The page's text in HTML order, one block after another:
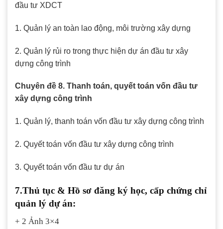
đầu tư XDCT
1. Quản lý an toàn lao động, môi trường xây dựng
2. Quản lý rủi ro trong thực hiện dự án đầu tư xây
dựng công trình
Chuyên đề 8. Thanh toán, quyết toán vốn đầu tư
xây dựng công trình
1. Quản lý, thanh toán vốn đầu tư xây dựng công trình
2. Quyết toán vốn đầu tư xây dựng công trình
3. Quyết toán vốn đầu tư dự án
7.Thủ tục & Hồ sơ đăng ký học, cấp chứng chỉ
quản lý dự án:
+ 2 Ảnh 3×4